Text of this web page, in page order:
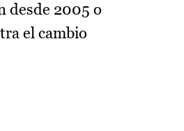
desde 2005 o
el cambio